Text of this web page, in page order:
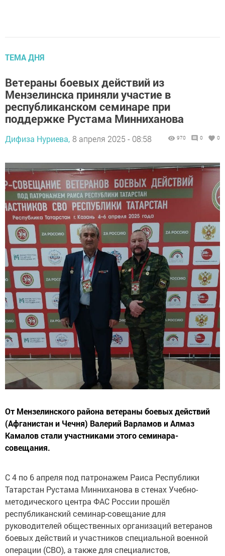
ТЕМА ДНЯ
Ветераны боевых действий из
Мензелинска приняли участие в
республиканском семинаре при
поддержке Рустама Минниханова
Дифиза Нуриева, 8 апреля 2025 - 08:58 970 0 0
От Мензелинского района ветераны боевых действий
(Афганистан и Чечня) Валерий Варламов и Алмаз
Камалов стали участниками этого семинара-
совещания.
С 4 по 6 апреля под патронажем Раиса Республики
Татарстан Рустама Минниханова в стенах Учебно-
методического центра ФАС России прошёл
республиканский семинар-совещание для
руководителей общественных организаций ветеранов
боевых действий и участников специальной военной
операции (СВО), а также для специалистов,